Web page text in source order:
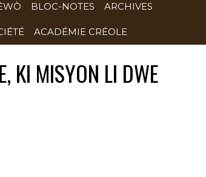
BLOC-NOTES ARCHIVES
ACADÉMIE CRÉOLE
KI MISYON LI DWE